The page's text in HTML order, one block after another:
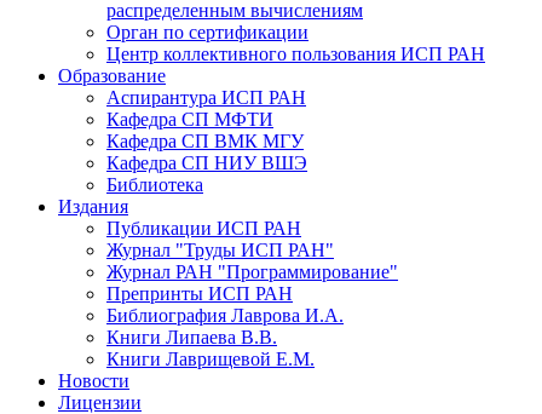
распределенным вычислениям
Орган по сертификации
Центр коллективного пользования ИСП РАН
Образование
Аспирантура ИСП РАН
Кафедра СП МФТИ
Кафедра СП ВМК МГУ
Кафедра СП НИУ ВШЭ
Библиотека
Издания
Публикации ИСП РАН
Журнал "Труды ИСП РАН"
Журнал РАН "Программирование"
Препринты ИСП РАН
Библиография Лаврова И.А.
Книги Липаева В.В.
Книги Лаврищевой Е.М.
Новости
Лицензии